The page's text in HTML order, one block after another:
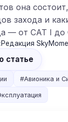
она
захода и
— от CAT I до
Редакция
статье
#Авионика и